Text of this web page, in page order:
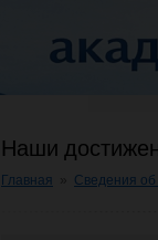
Наши
Главная Сведения об